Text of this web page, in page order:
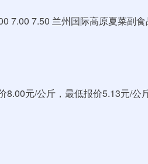
7.00 7.50 兰州国际高原夏菜副
元/公斤，最低报价5.13元/公